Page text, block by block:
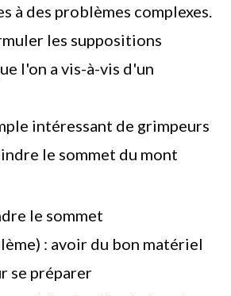
à des problèmes complexes.
les suppositions
l'on a vis-à-vis d'un
intéressant de grimpeurs
le sommet du mont
le sommet
: avoir du bon matériel
se préparer